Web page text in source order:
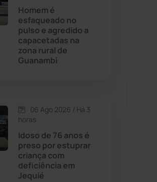
Diamantina
(49)
(391)
Homem é
esfaqueado no
pulso e agredido a
capacetadas na
zona rural de
Guanambi
06 Ago 2026 / Há 3
horas
Idoso de 76 anos é
preso por estuprar
criança com
deficiência em
Jequié